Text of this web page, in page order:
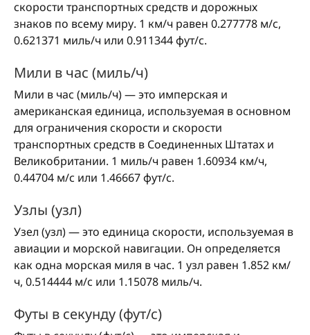
скорости транспортных средств и дорожных
знаков по всему миру. 1 км/ч равен 0.277778 м/с,
0.621371 миль/ч или 0.911344 фут/с.
Мили в час (миль/ч)
Мили в час (миль/ч) — это имперская и
американская единица, используемая в основном
для ограничения скорости и скорости
транспортных средств в Соединенных Штатах и
Великобритании. 1 миль/ч равен 1.60934 км/ч,
0.44704 м/с или 1.46667 фут/с.
Узлы (узл)
Узел (узл) — это единица скорости, используемая в
авиации и морской навигации. Он определяется
как одна морская миля в час. 1 узл равен 1.852 км/
ч, 0.514444 м/с или 1.15078 миль/ч.
Футы в секунду (фут/с)